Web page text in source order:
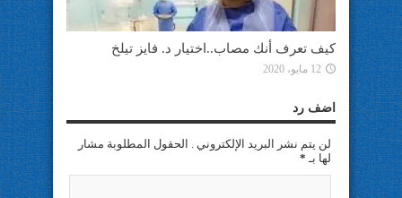
كيف تعرف أنك مصاب..اختيار د. فايز تيلخ
12 مايو، 2020
اضف رد
لن يتم نشر البريد الإلكتروني . الحقول المطلوبة مشار
لها بـ *